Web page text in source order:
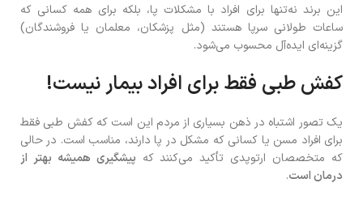
این برند نه‌تنها برای افراد با مشکلات پا، بلکه برای همه کسانی که
ساعات طولانی سرپا هستند (مثل پزشکان، معلمان یا فروشندگان)
گزینه‌ای ایده‌آل محسوب می‌شود.
کفش طبی فقط برای افراد بیمار نیست!
یک تصور اشتباه در ذهن بسیاری از مردم این است که کفش طبی فقط
برای افراد مسن یا کسانی که مشکل در پا دارند، مناسب است. در حالی
که متخصصان ارتوپدی تأکید می‌کنند که پیشگیری همیشه بهتر از
درمان است.